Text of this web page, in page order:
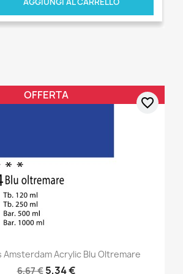
Amsterdam Acrylic Blu Oltremare
6,67 € 5,34 €
OFFERTA
favorite_border